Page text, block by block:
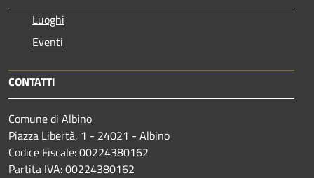
Luoghi
Eventi
CONTATTI
Comune di Albino
Piazza Libertà, 1 - 24021 - Albino
Codice Fiscale: 00224380162
Partita IVA: 00224380162